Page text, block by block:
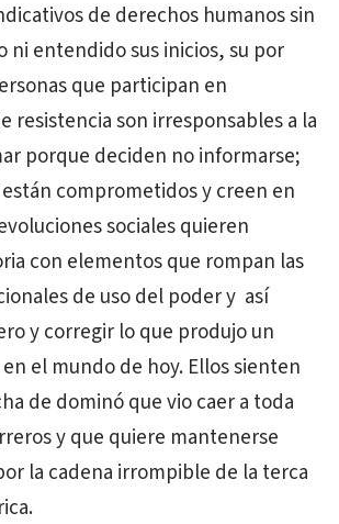
de derechos humanos sin
ni entendido sus inicios, su por
que participan en
resistencia son irresponsables a la
porque deciden no informarse;
comprometidos y creen en
sociales quieren
con elementos que rompan las
de uso del poder y así
y corregir lo que produjo un
el mundo de hoy. Ellos sienten
de dominó que vio caer a toda
y que quiere mantenerse
la cadena irrompible de la terca